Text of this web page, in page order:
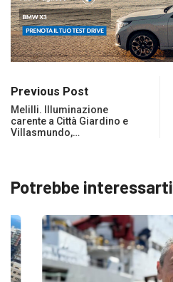
Previous Post
Melilli. Illuminazione
carente a Città Giardino e
Villasmundo,…
Potrebbe interessarti